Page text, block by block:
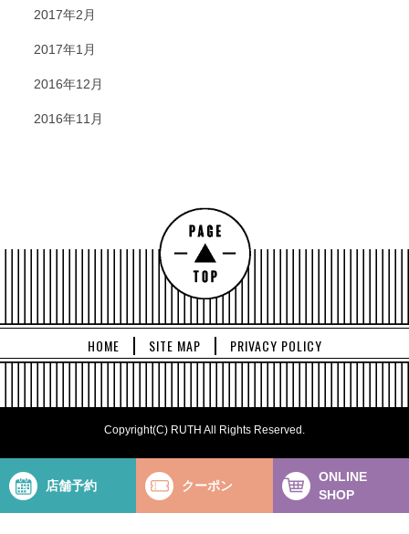
2017年2月
2017年1月
2016年12月
2016年11月
HOME SITE MAP PRIVACY POLICY
Copyright(C) RUTH All Rights Reserved.
店舗予約 クーポン
ONLINE
SHOP